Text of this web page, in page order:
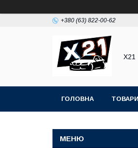
+380 (63) 822-00-62
Х21
ГОЛОВНА